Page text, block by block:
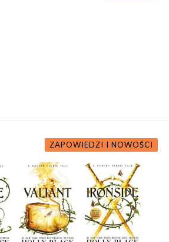
ZAPOWIEDZI I NOWOŚCI